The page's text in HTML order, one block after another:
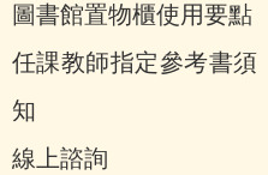
圖書館置物櫃使用要點
任課教師指定參考書須
知
線上諮詢